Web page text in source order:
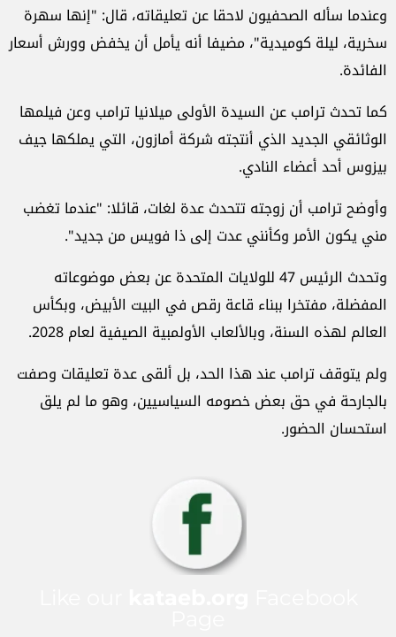
وعندما سأله الصحفيون لاحقا عن تعليقاته، قال: "إنها سهرة
سخرية، ليلة كوميدية"، مضيفا أنه يأمل أن يخفض وورش أسعار
الفائدة.
كما تحدث ترامب عن السيدة الأولى ميلانيا ترامب وعن فيلمها
الوثائقي الجديد الذي أنتجته شركة أمازون، التي يملكها جيف
بيزوس أحد أعضاء النادي.
وأوضح ترامب أن زوجته تتحدث عدة لغات، قائلا: "عندما تغضب
مني يكون الأمر وكأنني عدت إلى ذا فويس من جديد".
وتحدث الرئيس 47 للولايات المتحدة عن بعض موضوعاته
المفضلة، مفتخرا ببناء قاعة رقص في البيت الأبيض، وبكأس
العالم لهذه السنة، وبالألعاب الأولمبية الصيفية لعام 2028.
ولم يتوقف ترامب عند هذا الحد، بل ألقى عدة تعليقات وصفت
بالجارحة في حق بعض خصومه السياسيين، وهو ما لم يلق
استحسان الحضور.